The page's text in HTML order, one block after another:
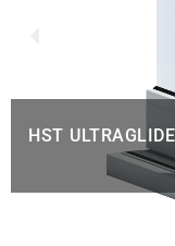
HST ULTRAGLIDE